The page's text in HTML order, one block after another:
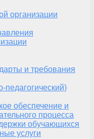
организации
и требования
педагогический)
обеспечение и
процесса
обучающихся
услуги